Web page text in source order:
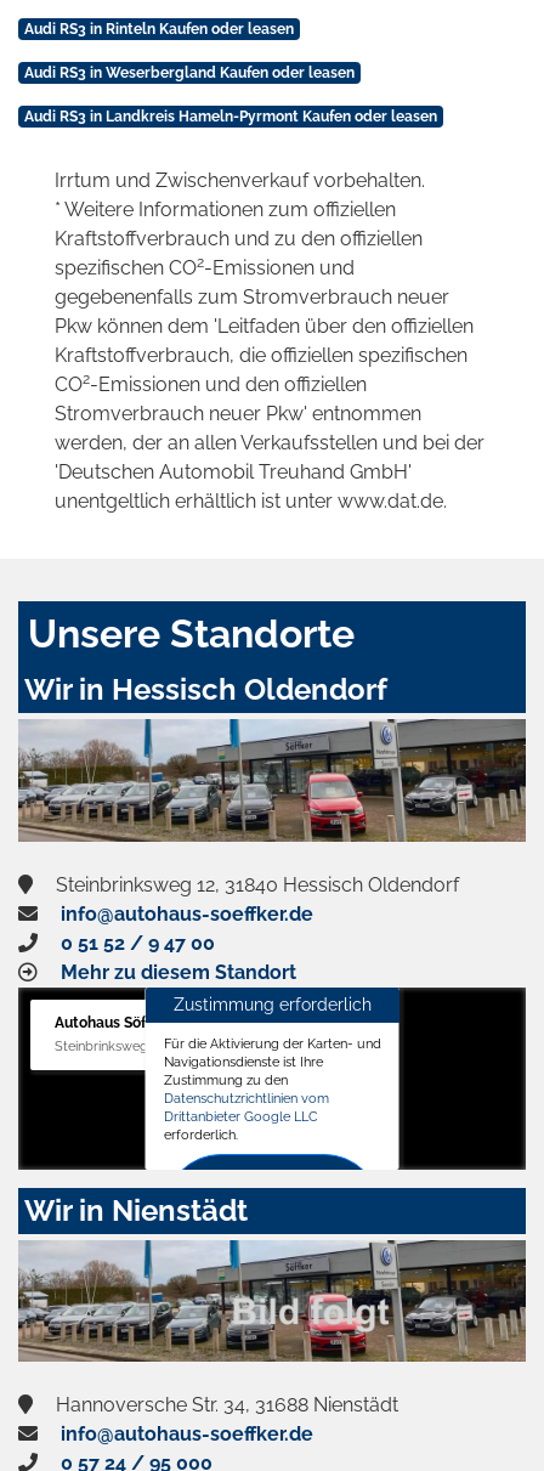
Audi RS3 in Rinteln Kaufen oder leasen
Audi RS3 in Weserbergland Kaufen oder leasen
Audi RS3 in Landkreis Hameln-Pyrmont Kaufen oder leasen
Irrtum und Zwischenverkauf vorbehalten.
* Weitere Informationen zum offiziellen
Kraftstoffverbrauch und zu den offiziellen
spezifischen CO2-Emissionen und
gegebenenfalls zum Stromverbrauch neuer
Pkw können dem 'Leitfaden über den offiziellen
Kraftstoffverbrauch, die offiziellen spezifischen
CO2-Emissionen und den offiziellen
Stromverbrauch neuer Pkw' entnommen
werden, der an allen Verkaufsstellen und bei der
'Deutschen Automobil Treuhand GmbH'
unentgeltlich erhältlich ist unter www.dat.de.
Unsere Standorte
Wir in Hessisch Oldendorf
Steinbrinksweg 12, 31840 Hessisch Oldendorf
info@autohaus-soeffker.de
0 51 52 / 9 47 00
Mehr zu diesem Standort
Autohaus Söffker GmbH
Steinbrinksweg 12, 31840 Hessisch Oldendorf
Zustimmung erforderlich
Für die Aktivierung der Karten- und
Navigationsdienste ist Ihre
Zustimmung zu den
Datenschutzrichtlinien vom
Drittanbieter Google LLC
erforderlich.
Zustimmen
aktivieren
Wir in Nienstädt
Hannoversche Str. 34, 31688 Nienstädt
info@autohaus-soeffker.de
0 57 24 / 95 000